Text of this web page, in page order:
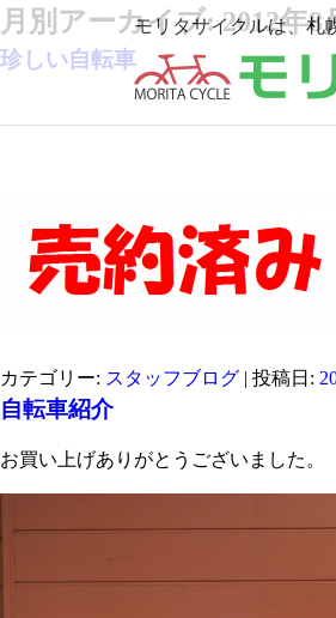
モリタサイクルは、札
月別アーカイブ:2012年8
珍しい自転車
カテゴリー: スタッフブログ | 投稿日:
自転車紹介
お買い上げありがとうございました。